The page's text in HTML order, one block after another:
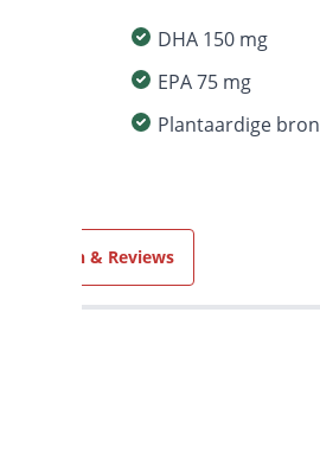
DHA 150 mg
EPA 75 mg
Plantaardige bron
Ervaringen & Reviews